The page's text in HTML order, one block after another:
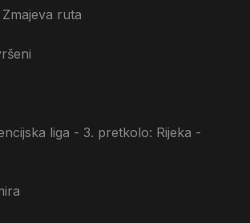
ruta
liga - 3. pretkolo: Rijeka -